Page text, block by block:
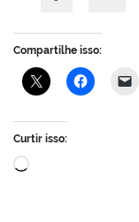
Compartilhe isso:
Curtir isso:
Carregando...